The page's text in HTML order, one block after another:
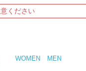
ください
WOMEN MEN